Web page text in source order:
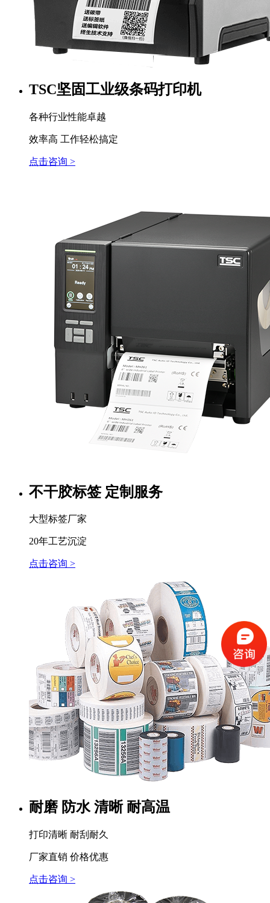
TSC坚固工业级条码打印机
各种行业性能卓越
效率高 工作轻松搞定
点击咨询 >
不干胶标签 定制服务
大型标签厂家
20年工艺沉淀
点击咨询 >
耐磨 防水 清晰 耐高温
打印清晰 耐刮耐久
厂家直销 价格优惠
点击咨询 >